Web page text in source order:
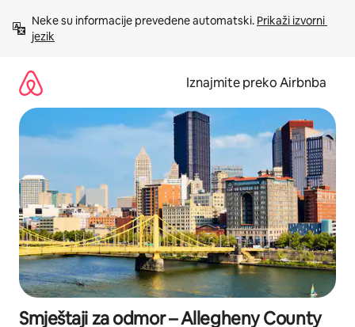
sadržaj
Neke su informacije prevedene automatski. Prikaži izvorni
jezik
Iznajmite preko Airbnba
Smještaji za odmor – Allegheny County